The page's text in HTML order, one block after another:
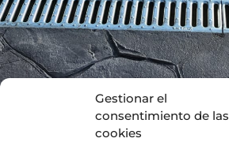
Gestionar el
consentimiento de las
cookies